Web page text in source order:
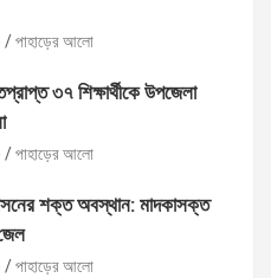
পাহাড়ের আলো
৩৭ শিক্ষার্থীকে উপজেলা
পাহাড়ের আলো
শক্ত অবস্থান: মাদকাসক্ত
পাহাড়ের আলো